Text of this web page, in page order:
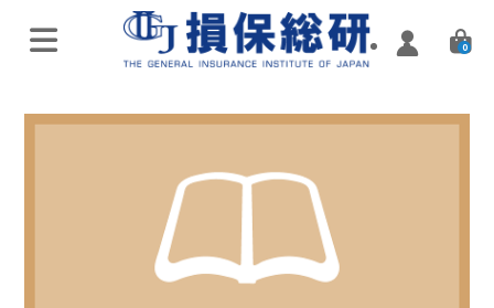
0
実施済み講座
Zoomミーティング講座